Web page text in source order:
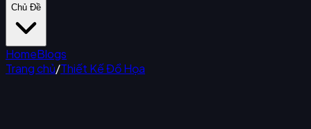
Chủ Đề
HomeBlogs
Trang chủ/Thiết Kế Đồ Họa